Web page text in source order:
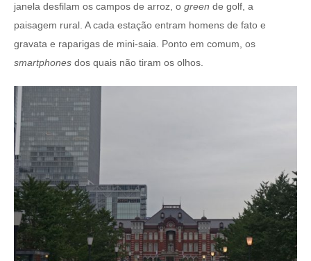
janela desfilam os campos de arroz, o green de golf, a
paisagem rural. A cada estação entram homens de fato e
gravata e raparigas de mini-saia. Ponto em comum, os
smartphones dos quais não tiram os olhos.